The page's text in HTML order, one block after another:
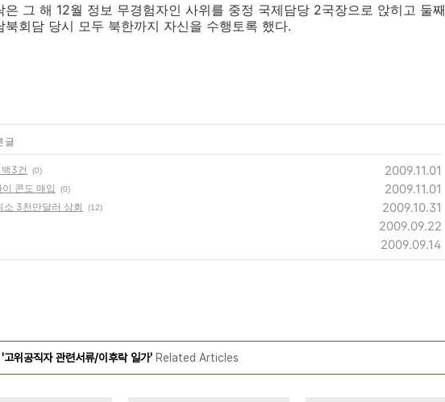
그 해 12월 정보 무경험자인 사위를 중정 국제담당 2국장으로 앉히고 둘째
회담 당시 모두 북한까지 자신을 수행토록 했다.
글
3건 (0) 2009.11.01
콘도 매입 (0) 2009.11.01
3천만달러 상회 (12) 2009.10.31
2009.09.22
2009.09.14
'고위공직자 관련서류/이후락 일가' Related Articles